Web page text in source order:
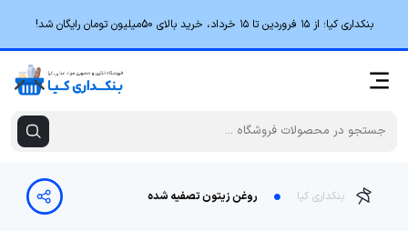
بنکداری کیا؛ از ۱۵ فروردین تا ۱۵ خرداد، خرید بالای 50میلیون تومان رایگان شد!
بنکداری کیا روغن زیتون تصفیه شده